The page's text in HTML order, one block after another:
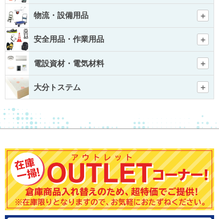
物流・設備用品
安全用品・作業用品
電設資材・電気材料
大分トステム